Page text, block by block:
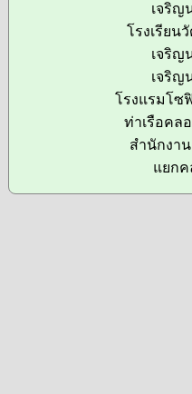
เจริญ
โรงเรียน
เจริญ
เจริญ
โรงแรมโซ
ท่าเรือคล
สำนักงา
แยกค